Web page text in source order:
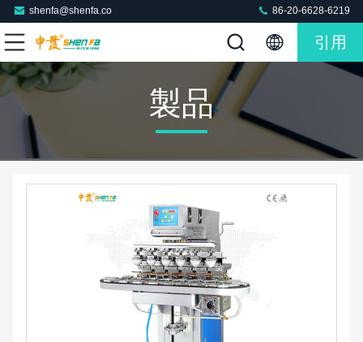
shenfa@shenfa.co 86-20-6628-6219
引用
製品